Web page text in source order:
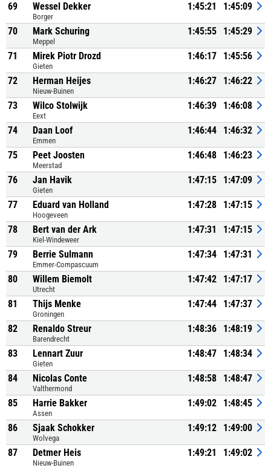
69 Wessel Dekker
Borger
1:45:21 1:45:09
70 Mark Schuring
Meppel
1:45:55 1:45:29
71 Mirek Piotr Drozd
Gieten
1:46:17 1:45:56
72 Herman Heijes
Nieuw-Buinen
1:46:27 1:46:22
73 Wilco Stolwijk
Eext
1:46:39 1:46:08
74 Daan Loof
Emmen
1:46:44 1:46:32
75 Peet Joosten
Meerstad
1:46:48 1:46:23
76 Jan Havik
Gieten
1:47:15 1:47:09
77 Eduard van Holland
Hoogeveen
1:47:28 1:47:15
78 Bert van der Ark
Kiel-Windeweer
1:47:31 1:47:15
79 Berrie Sulmann
Emmer-Compascuum
1:47:34 1:47:31
80 Willem Biemolt
Utrecht
1:47:42 1:47:17
81 Thijs Menke
Groningen
1:47:44 1:47:37
82 Renaldo Streur
Barendrecht
1:48:36 1:48:19
83 Lennart Zuur
Gieten
1:48:47 1:48:34
84 Nicolas Conte
Valthermond
1:48:58 1:48:47
85 Harrie Bakker
Assen
1:49:02 1:48:45
86 Sjaak Schokker
Wolvega
1:49:12 1:49:00
87 Detmer Heis
Nieuw-Buinen
1:49:21 1:49:02